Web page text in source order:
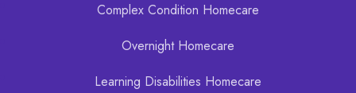
Complex Condition Homecare
Overnight Homecare
Learning Disabilities Homecare